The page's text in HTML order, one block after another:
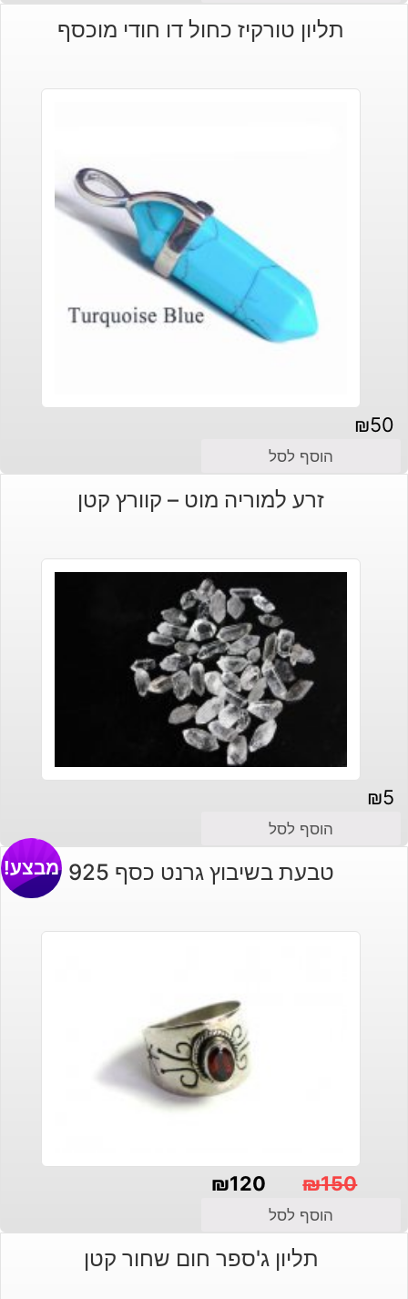
תליון טורקיז כחול דו חודי מוכסף
₪50
הוסף לסל
זרע למוריה מוט – קוורץ קטן
₪5
הוסף לסל
טבעת בשיבוץ גרנט כסף 925 מבצע!
₪150
המקורי
₪120
הנוכחי
הוסף לסל
תליון ג'ספר חום שחור קטן